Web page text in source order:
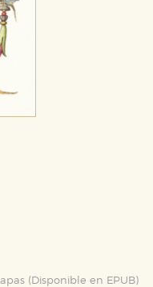
(Disponible en EPUB)